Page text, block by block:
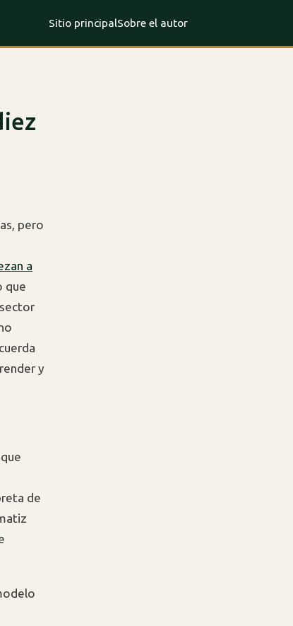
Sitio principalSobre el autor
pero
a
que
y
de